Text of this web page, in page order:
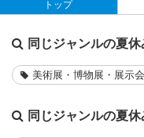
トップ
同じジャンルの夏休
美術展・博物展・展示会
同じジャンルの夏休